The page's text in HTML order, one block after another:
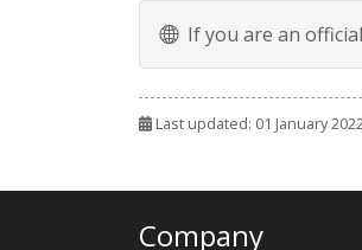
If you are an
Last updated: 01 January
Company